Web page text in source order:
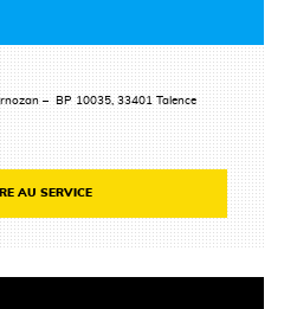
– BP 10035, 33401 Talence
AU SERVICE